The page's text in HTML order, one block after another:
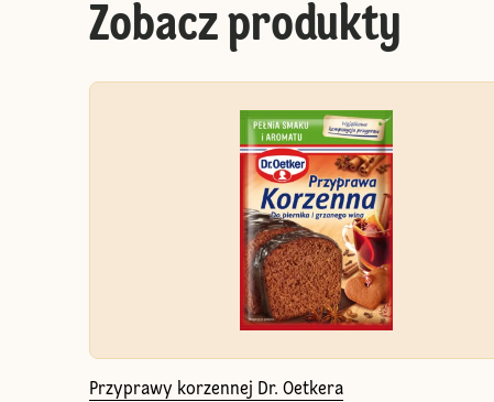
Zobacz produkty
Przyprawy korzennej Dr. Oetkera